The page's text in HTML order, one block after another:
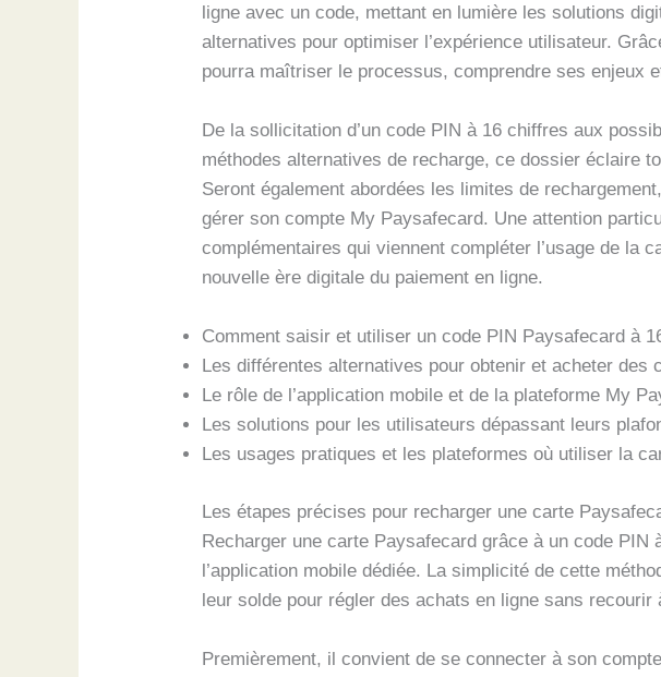
ligne avec un code, mettant en lumière les solutions
alternatives pour optimiser l’expérience utilisateur.
pourra maîtriser le processus, comprendre ses enjeux
De la sollicitation d’un code PIN à 16 chiffres aux
méthodes alternatives de recharge, ce dossier éclaire
Seront également abordées les limites de
gérer son compte My Paysafecard. Une attention
complémentaires qui viennent compléter l’usage de la
nouvelle ère digitale du paiement en ligne.
Comment saisir et utiliser un code PIN Paysafecard à
Les différentes alternatives pour obtenir et acheter des
Le rôle de l’application mobile et de la plateforme My
Les solutions pour les utilisateurs dépassant leurs
Les usages pratiques et les plateformes où utiliser la
Les étapes précises pour recharger une carte
Recharger une carte Paysafecard grâce à un code
l’application mobile dédiée. La simplicité de cette
leur solde pour régler des achats en ligne sans recourir
Premièrement, il convient de se connecter à son